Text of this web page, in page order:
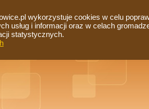
wykorzystuje cookies w celu
usług i informacji oraz w celach
statystycznych.